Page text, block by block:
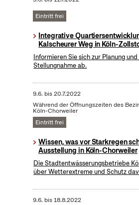
Eintritt frei
Integrative
Kalscheurer Weg in Köln-
Informieren Sie sich zur Planung
Stellungnahme ab.
9.6. bis20.7.2022
Während der Öffnungszeiten des
Köln-Chorweiler
Eintritt frei
Wissen, was vor Starkregen
Ausstellung in Köln-Chorweiler
Die Stadtentwässerungsbetriebe
über Wetterextreme und Schutz
9.6. bis18.8.2022